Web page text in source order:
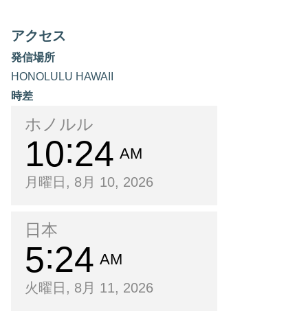
アクセス
発信場所
HONOLULU HAWAII
時差
ホノルル
10 24 AM
月曜日, 8月 10, 2026
日本
5 24 AM
火曜日, 8月 11, 2026